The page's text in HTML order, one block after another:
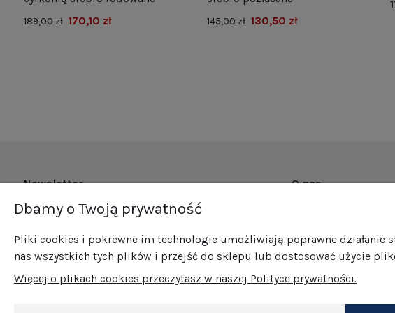
189,00 zł 170,10 zł 145,00 zł 130,50 zł
Newsletter
Zapisz się do naszego newslettera i bądź na
promocjami!
O nas
Promocje
Sprzedaż hurtowa
Blog
Dbamy o Twoją prywatność
Pliki cookies i pokrewne im technologie umożliwiają poprawne działanie
nas wszystkich tych plików i przejść do sklepu lub dostosować użycie
Więcej o plikach cookies przeczytasz w naszej Polityce prywatności.